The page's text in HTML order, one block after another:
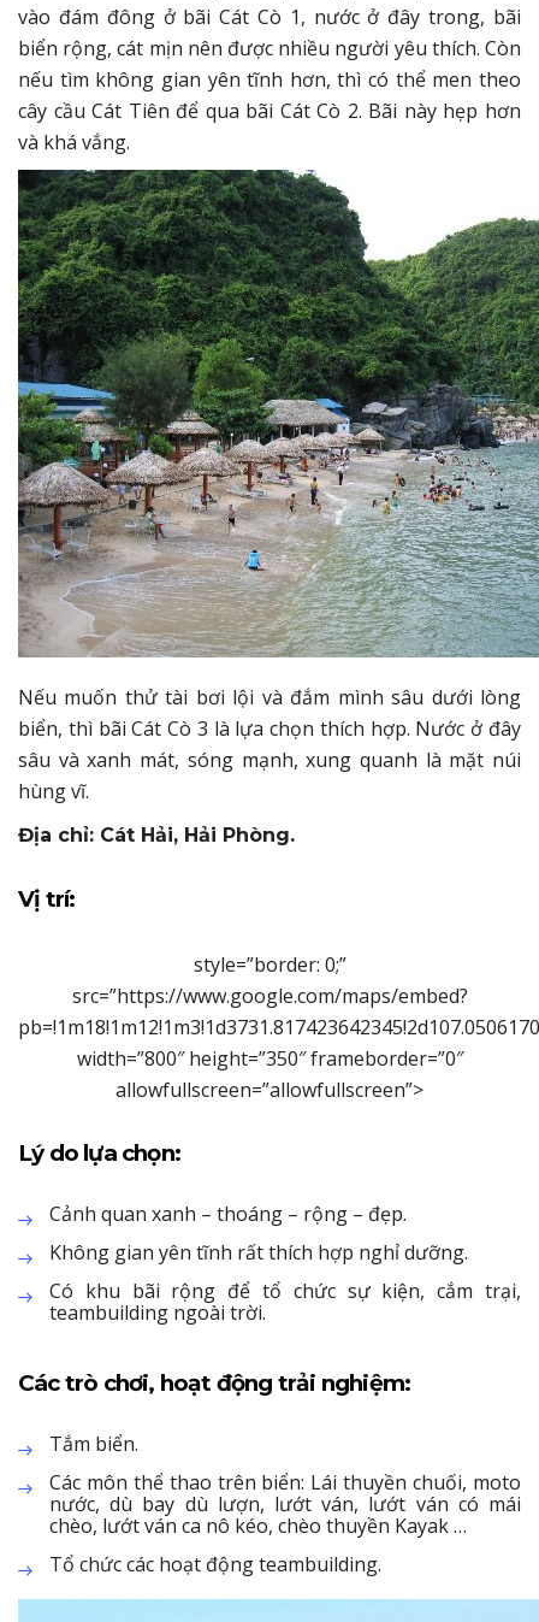
vào đám đông ở bãi Cát Cò 1, nước ở đây trong, bãi
biển rộng, cát mịn nên được nhiều người yêu thích. Còn
nếu tìm không gian yên tĩnh hơn, thì có thể men theo
cây cầu Cát Tiên để qua bãi Cát Cò 2. Bãi này hẹp hơn
và khá vắng.
Nếu muốn thử tài bơi lội và đắm mình sâu dưới lòng
biển, thì bãi Cát Cò 3 là lựa chọn thích hợp. Nước ở đây
sâu và xanh mát, sóng mạnh, xung quanh là mặt núi
hùng vĩ.
Địa chỉ: Cát Hải, Hải Phòng.
Vị trí:
style=”border: 0;”
src=”https://www.google.com/maps/embed?
width=”800″ height=”350″ frameborder=”0″
allowfullscreen=”allowfullscreen”>
Lý do lựa chọn:
Cảnh quan xanh – thoáng – rộng – đẹp.
Không gian yên tĩnh rất thích hợp nghỉ dưỡng.
Có khu bãi rộng để tổ chức sự kiện, cắm trại,
teambuilding ngoài trời.
Các trò chơi, hoạt động trải nghiệm:
Tắm biển.
Các môn thể thao trên biển: Lái thuyền chuối, moto
nước, dù bay dù lượn, lướt ván, lướt ván có mái
chèo, lướt ván ca nô kéo, chèo thuyền Kayak …
Tổ chức các hoạt động teambuilding.